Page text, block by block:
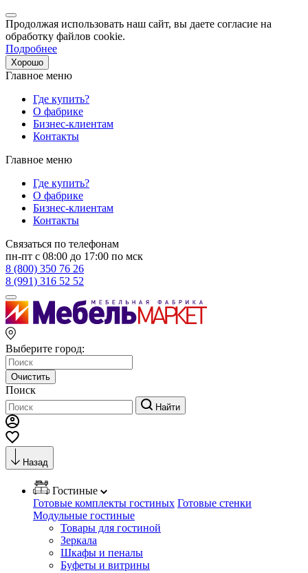
Продолжая использовать наш сайт, вы даете согласие на
обработку файлов cookie.
Подробнее
Хорошо
Главное меню
Где купить?
О фабрике
Бизнес-клиентам
Контакты
Главное меню
Где купить?
О фабрике
Бизнес-клиентам
Контакты
Связаться по телефонам
пн-пт с 08:00 до 17:00 по мск
8 (800) 350 76 26
8 (991) 316 52 52
Выберите город:
Очистить
Поиск
Найти
Назад
Гостиные
Готовые комплекты гостиных Готовые стенки
Модульные гостиные
Товары для гостиной
Зеркала
Шкафы и пеналы
Буфеты и витрины